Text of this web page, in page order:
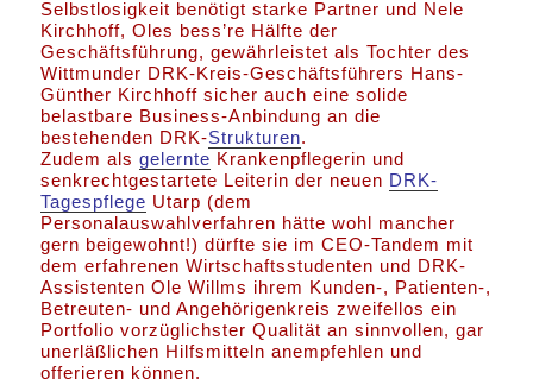
Selbstlosigkeit benötigt starke Partner und Nele
Kirchhoff, Oles bess’re Hälfte der
Geschäftsführung, gewährleistet als Tochter des
Wittmunder DRK-Kreis-Geschäftsführers Hans-
Günther Kirchhoff sicher auch eine solide
belastbare Business-Anbindung an die
bestehenden DRK-Strukturen.
Zudem alsgelernte Krankenpflegerin und
senkrechtgestartete Leiterin der neuen DRK-
Tagespflege Utarp (dem
Personalauswahlverfahren hätte wohl mancher
gern beigewohnt!) dürfte sie im CEO-Tandem mit
dem erfahrenen Wirtschaftsstudenten und DRK-
Assistenten Ole Willms ihrem Kunden-, Patienten-,
Betreuten- und Angehörigenkreis zweifellos ein
Portfolio vorzüglichster Qualität an sinnvollen, gar
unerläßlichen Hilfsmitteln anempfehlen und
offerieren können.